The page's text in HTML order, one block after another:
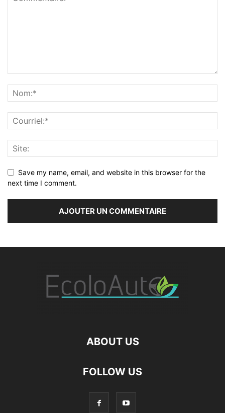
Save my name, email, and website in this browser for the
next time I comment.
ABOUT US
FOLLOW US